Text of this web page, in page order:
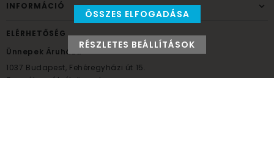
INFORMÁCIÓ
ELÉRHETŐSÉG
Ünnepek Áruháza
1037 Budapest, Fehéregyházi út 15.
Személyes átvételi pont
ÖSSZES ELFOGADÁSA
RÉSZLETES BEÁLLÍTÁSOK